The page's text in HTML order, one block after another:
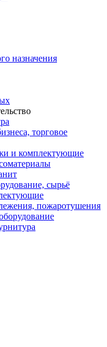
назначения
торговое
и комплектующие
сырьё
пожаротушения